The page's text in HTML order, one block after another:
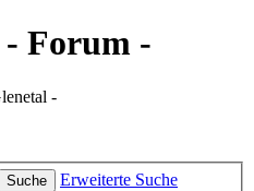
- Forum -
-
Suche Erweiterte Suche